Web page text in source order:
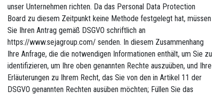
unser Unternehmen richten. Da das Personal Data Protection
Board zu diesem Zeitpunkt keine Methode festgelegt hat, müssen
Sie Ihren Antrag gemäß DSGVO schriftlich an
https://www.sejagroup.com/ senden. In diesem Zusammenhang
Ihre Anfrage, die die notwendigen Informationen enthält, um Sie zu
identifizieren, um Ihre oben genannten Rechte auszuüben, und Ihre
Erläuterungen zu Ihrem Recht, das Sie von den in Artikel 11 der
DSGVO genannten Rechten ausüben möchten; Füllen Sie das